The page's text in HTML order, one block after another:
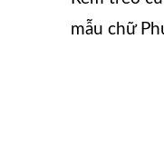
mẫu chữ